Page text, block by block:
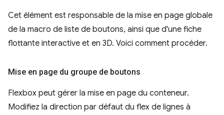
Cet élément est responsable de la mise en page globale
de la macro de liste de boutons, ainsi que d'une fiche
flottante interactive et en 3D. Voici comment procéder.
Mise en page du groupe de boutons
Flexbox peut gérer la mise en page du conteneur.
Modifiez la direction par défaut du flex de lignes à